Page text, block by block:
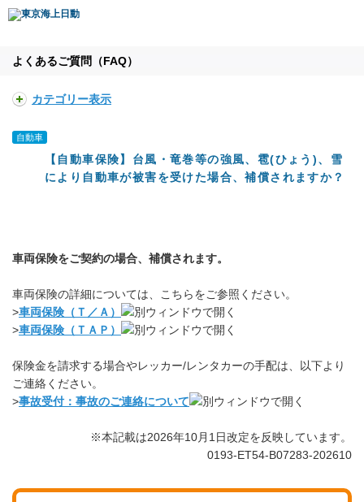
よくあるご質問（FAQ）
カテゴリー表示
自動車
【自動車保険】台風・竜巻等の強風、雹(ひょう)、雪
により自動車が被害を受けた場合、補償されますか？
車両保険をご契約の場合、補償されます。
車両保険の詳細については、こちらをご参照ください。
>車両保険（Ｔ／Ａ）
>車両保険（ＴＡＰ）
保険金を請求する場合やレッカー/レンタカーの手配は、以下より
ご連絡ください。
>事故受付：事故のご連絡について
※本記載は2026年10月1日改定を反映しています。
0193-ET54-B07283-202610